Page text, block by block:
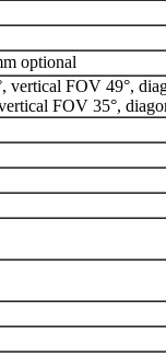
optional
vertical FOV 49°,
FOV 35°,